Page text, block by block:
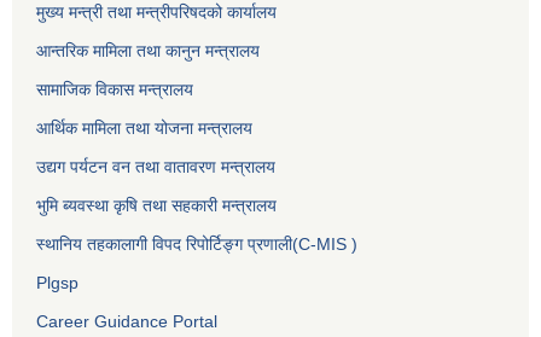
मुख्य मन्त्री तथा मन्त्रीपरिषदको कार्यालय
आन्तरिक मामिला तथा कानुन मन्त्रालय
सामाजिक विकास मन्त्रालय
आर्थिक मामिला तथा योजना मन्त्रालय
उद्यग पर्यटन वन तथा वातावरण मन्त्रालय
भुमि ब्यवस्था कृषि तथा सहकारी मन्त्रालय
स्थानिय तहकालागी विपद रिपोर्टिङ्ग प्रणाली(C-MIS )
Plgsp
Career Guidance Portal